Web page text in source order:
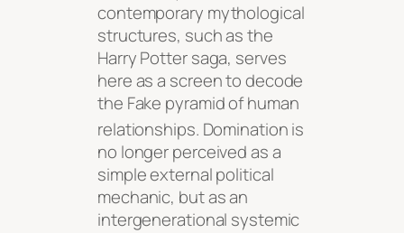
contemporary mythological
structures, such as the
Harry Potter saga, serves
here as a screen to decode
the Fake pyramid of human
relationships. Domination is
no longer perceived as a
simple external political
mechanic, but as an
intergenerational systemic